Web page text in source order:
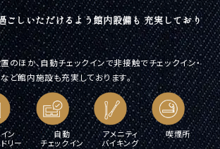
ごしいただけるよう館内設備も充実しており
のほか、自動チェックインで非接触でチェックイン・
ど館内施設も充実しております。
ン
リー
自動
チェックイン
アメニティ
バイキング
喫煙所